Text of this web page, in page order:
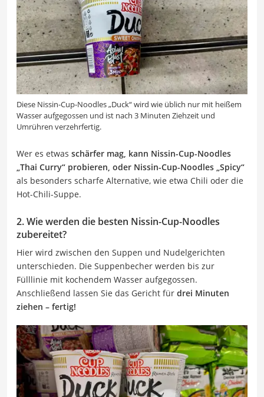
Diese Nissin-Cup-Noodles „Duck“ wird wie üblich nur mit heißem
Wasser aufgegossen und ist nach 3 Minuten Ziehzeit und
Umrühren verzehrfertig.
Wer es etwas schärfer mag, kann Nissin-Cup-Noodles
„Thai Curry“ probieren, oder Nissin-Cup-Noodles „Spicy“
als besonders scharfe Alternative, wie etwa Chili oder die
Hot-Chili-Suppe.
2. Wie werden die besten Nissin-Cup-Noodles
zubereitet?
Hier wird zwischen den Suppen und Nudelgerichten
unterschieden. Die Suppenbecher werden bis zur
Fülllinie mit kochendem Wasser aufgegossen.
Anschließend lassen Sie das Gericht für drei Minuten
ziehen – fertig!